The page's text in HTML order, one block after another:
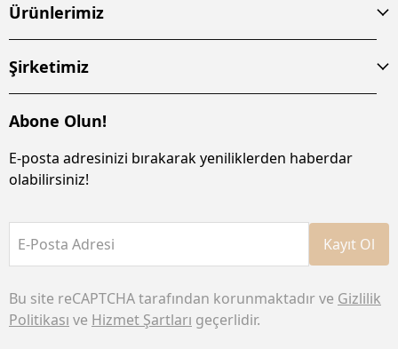
Ürünlerimiz
Şirketimiz
Abone Olun!
E-posta adresinizi bırakarak yeniliklerden haberdar
olabilirsiniz!
E-Posta Adresi Kayıt Ol
Bu site reCAPTCHA tarafından korunmaktadır ve Gizlilik
Politikası ve Hizmet Şartları geçerlidir.